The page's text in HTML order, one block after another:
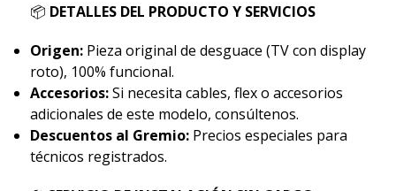
📦 DETALLES DEL PRODUCTO Y SERVICIOS
Origen:Pieza original de desguace (TV con display
roto), 100% funcional.
Accesorios:Si necesita cables, flex o accesorios
adicionales de este modelo, consúltenos.
Descuentos al Gremio:Precios especiales para
técnicos registrados.